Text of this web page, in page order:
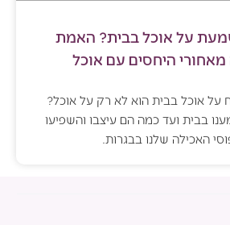
על אוכל בבית? האמת
היחסים עם אוכל
על אוכל בבית הוא לא רק על אוכל?
בבית ועד כמה הם עיצבו והשפיעו
האכילה שלנו בבגרות.